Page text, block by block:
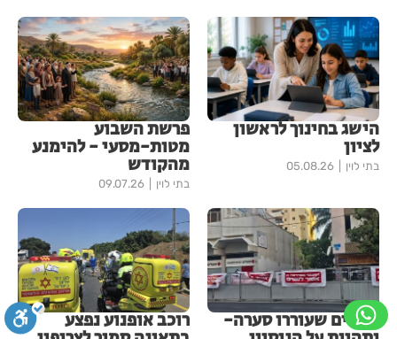
הישג בחינוך לראשון
לציון
בתי לוין 05.08.26
פרשת השבוע
מטות-מסעי - להימנע
מהקודש
בתי לוין 09.07.26
שלטים שעוררו סערה- רוכב אופנוע נפצע